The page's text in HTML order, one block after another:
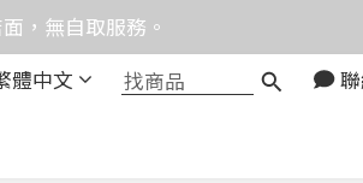
專人提供專案報價。
，無自取服務。
0989250580或是0962083580
專人提供專案報價。
體中文